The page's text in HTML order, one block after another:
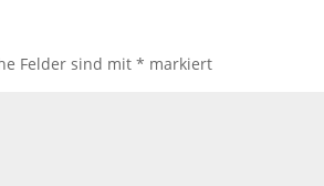
Felder sind mit* markiert